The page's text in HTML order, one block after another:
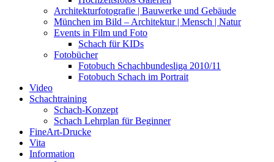
Architekturfotografie | Bauwerke und Gebäude
München im Bild – Architektur | Mensch | Natur
Events in Film und Foto
Schach für KIDs
Fotobücher
Fotobuch Schachbundesliga 2010/11
Fotobuch Schach im Portrait
Video
Schachtraining
Schach-Konzept
Schach Lehrplan für Beginner
FineArt-Drucke
Vita
Information